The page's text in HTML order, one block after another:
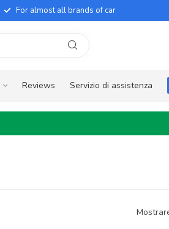
For almost all brands of car
Reviews Servizio di assistenza